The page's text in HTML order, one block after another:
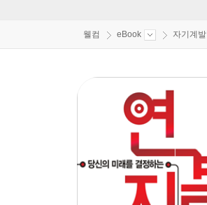
웰컴 eBook 자기계발